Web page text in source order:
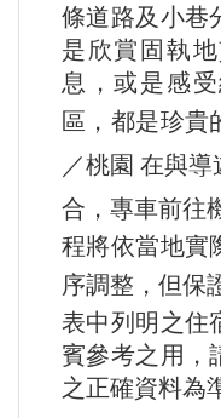
條道路及小巷
是欣賞固執
息，或是感
區，都是珍貴
／桃園 在與導
合，專車前往
程將依當地實
序調整，但保
表中列明之住
賓參考之用，
之正確資料為